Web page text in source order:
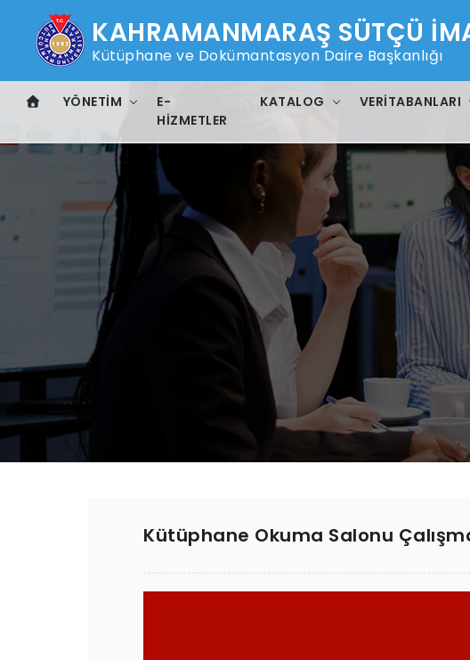
KAHRAMANMARAŞ SÜTÇÜ
Kütüphane ve Dokümantasyon Daire Başkanlığı
YÖNETIM
E-
HIZMETLER
KATALOG VERITABANLARI
Kütüphane Okuma Salonu